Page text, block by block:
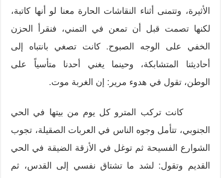
الأثيرة، وتتمنى أثناء النقاشات الحارة معنا لو أنها كاتبة،
لكنها تصمت قبل أن تمعن في التمني، فنقرأ الحزن
الخفي على الوجه الصبوح. كانت تصغي بانتباه إلى
أحاديثنا المتشابكة، وحينما يغني أحدنا متأسياً على
الوطن، تقول في هدوء مرير: إن الغربة موت.
كانت تركب المترو كل يوم من بيتها في الحي
الجنوبي، تتأمل وجوه الناس في العربات الصقيلة، تجوب
الشوارع الفسيحة ثم توغل في الأزقة الضيقة في الحي
القديم وتقول: لشد ما تشتاق نفسي إلى القدس، ثم